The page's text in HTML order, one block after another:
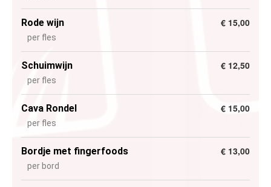
Rode wijn
per fles
€ 15,00
Schuimwijn
per fles
€ 12,50
Cava Rondel
per fles
€ 15,00
Bordje met fingerfoods
per bord
€ 13,00